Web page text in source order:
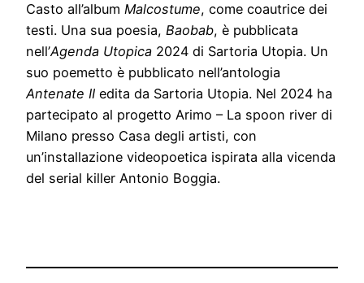
Casto all’album Malcostume, come coautrice dei
testi. Una sua poesia, Baobab, è pubblicata
nell’Agenda Utopica 2024 di Sartoria Utopia. Un
suo poemetto è pubblicato nell’antologia
Antenate II edita da Sartoria Utopia. Nel 2024 ha
partecipato al progetto Arimo – La spoon river di
Milano presso Casa degli artisti, con
un’installazione videopoetica ispirata alla vicenda
del serial killer Antonio Boggia.